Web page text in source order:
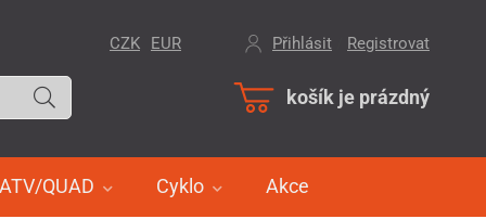
košík je prázdný
ATV/QUAD Cyklo Akce
CZK EUR Přihlásit Registrovat